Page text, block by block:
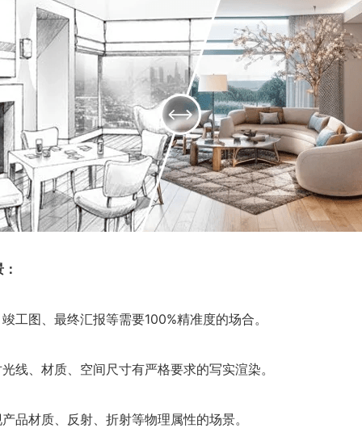
工图、最终汇报等需要100%精准度的场合。
线、材质、空间尺寸有严格要求的写实渲染。
品材质、反射、折射等物理属性的场景。